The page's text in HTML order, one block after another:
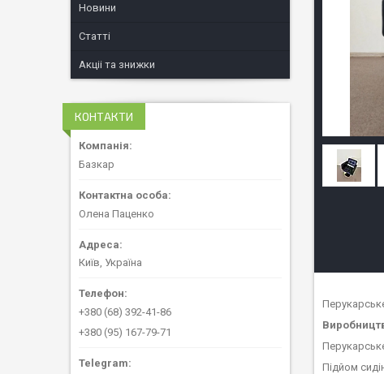
Підйом
Новини
Статті
Акціі та знижки
КОНТАКТИ
Базкар
Олена Паценко
Київ, Україна
+380 (68) 392-41-86
+380 (95) 167-79-71